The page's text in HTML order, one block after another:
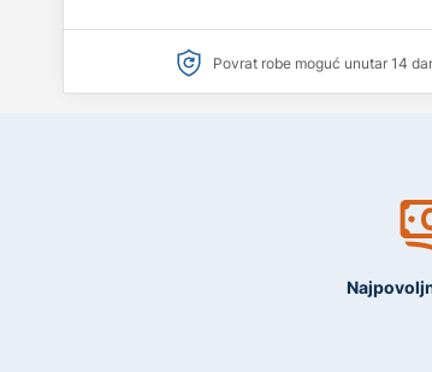
Povrat robe moguć unutar 14